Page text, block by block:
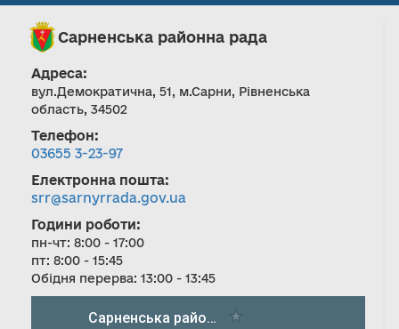
Сарненська районна рада
Адреса:
вул.Демократична, 51, м.Сарни, Рівненська
область, 34502
Телефон:
03655 3-23-97
Електронна пошта:
srr@sarnyrrada.gov.ua
Години роботи:
пн-чт: 8:00 - 17:00
пт: 8:00 - 15:45
Обідня перерва: 13:00 - 13:45